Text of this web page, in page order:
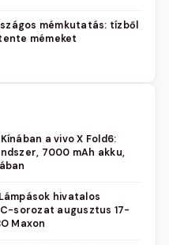
mémkutatás: tízből
mémeket
a vivo X Fold6:
7000 mAh akku,
hivatalos
sorozat augusztus 17-
Maxon